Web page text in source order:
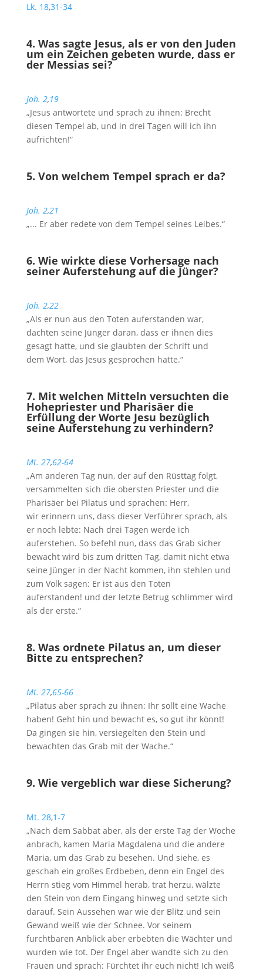
Lk. 18,31-34
4. Was sagte Jesus, als er von den Juden
um ein Zeichen gebeten wurde, dass er
der Messias sei?
Joh. 2,19
„Jesus antwortete und sprach zu ihnen: Brecht
diesen Tempel ab, und in drei Tagen will ich ihn
aufrichten!“
5. Von welchem Tempel sprach er da?
Joh. 2,21
„... Er aber redete von dem Tempel seines Leibes.“
6. Wie wirkte diese Vorhersage nach
seiner Auferstehung auf die Jünger?
Joh. 2,22
„Als er nun aus den Toten auferstanden war,
dachten seine Jünger daran, dass er ihnen dies
gesagt hatte, und sie glaubten der Schrift und
dem Wort, das Jesus gesprochen hatte.“
7. Mit welchen Mitteln versuchten die
Hohepriester und Pharisäer die
Erfüllung der Worte Jesu bezüglich
seine Auferstehung zu verhindern?
Mt. 27,62-64
„Am anderen Tag nun, der auf den Rüsttag folgt,
versammelten sich die obersten Priester und die
Pharisäer bei Pilatus und sprachen: Herr,
wir erinnern uns, dass dieser Verführer sprach, als
er noch lebte: Nach drei Tagen werde ich
auferstehen. So befehl nun, dass das Grab sicher
bewacht wird bis zum dritten Tag, damit nicht etwa
seine Jünger in der Nacht kommen, ihn stehlen und
zum Volk sagen: Er ist aus den Toten
auferstanden! und der letzte Betrug schlimmer wird
als der erste.“
8. Was ordnete Pilatus an, um dieser
Bitte zu entsprechen?
Mt. 27,65-66
„Pilatus aber sprach zu ihnen: Ihr sollt eine Wache
haben! Geht hin und bewacht es, so gut ihr könnt!
Da gingen sie hin, versiegelten den Stein und
bewachten das Grab mit der Wache.“
9. Wie vergeblich war diese Sicherung?
Mt. 28,1-7
„Nach dem Sabbat aber, als der erste Tag der Woche
anbrach, kamen Maria Magdalena und die andere
Maria, um das Grab zu besehen. Und siehe, es
geschah ein großes Erdbeben, denn ein Engel des
Herrn stieg vom Himmel herab, trat herzu, wälzte
den Stein von dem Eingang hinweg und setzte sich
darauf. Sein Aussehen war wie der Blitz und sein
Gewand weiß wie der Schnee. Vor seinem
furchtbaren Anblick aber erbebten die Wächter und
wurden wie tot. Der Engel aber wandte sich zu den
Frauen und sprach: Fürchtet ihr euch nicht! Ich weiß